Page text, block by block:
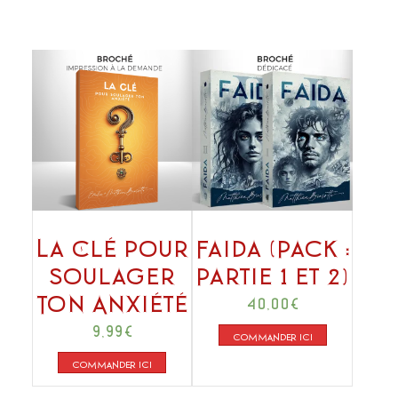
La Clé pour
Soulager
Ton Anxiété
9,99 €
COMMANDER ICI
Faida (Pack :
Partie 1 et 2)
40,00 €
COMMANDER ICI